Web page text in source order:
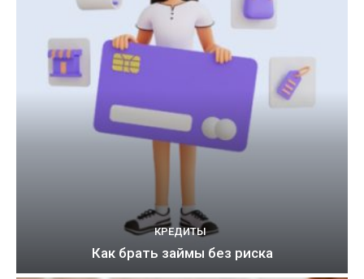
КРЕДИТЫ
Как брать займы без риска